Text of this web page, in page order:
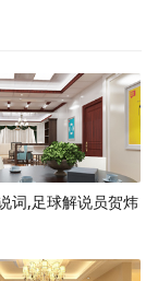
词,足球解说员贺炜